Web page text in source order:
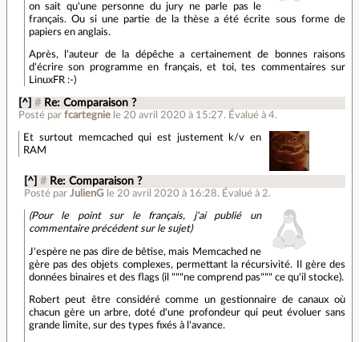
on sait qu'une personne du jury ne parle pas le
français. Ou si une partie de la thèse a été écrite sous forme de
papiers en anglais.
Après, l'auteur de la dépêche a certainement de bonnes raisons
d'écrire son programme en français, et toi, tes commentaires sur
LinuxFR :-)
[^] # Re: Comparaison ?
Posté parfcartegnie le 20 avril 2020 à 15:27. Évalué à4.
Et surtout memcached qui est justement k/v en
RAM
[^] # Re: Comparaison ?
Posté par JulienG le 20 avril 2020 à 16:28. Évalué à 2.
(Pour le point sur le français, j'ai publié un
commentaire précédent sur le sujet)
J'espère ne pas dire de bêtise, mais Memcached ne
gère pas des objets complexes, permettant la récursivité. Il gère des
données binaires et des flags (il """ne comprend pas""" ce qu'il stocke).
Robert peut être considéré comme un gestionnaire de canaux où
chacun gère un arbre, doté d'une profondeur qui peut évoluer sans
grande limite, sur des types fixés à l'avance.